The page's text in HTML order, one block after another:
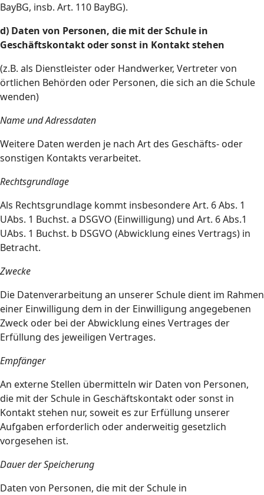
BayBG, insb. Art. 110 BayBG).
d) Daten von Personen, die mit der Schule in
Geschäftskontakt oder sonst in Kontakt stehen
(z.B. als Dienstleister oder Handwerker, Vertreter von
örtlichen Behörden oder Personen, die sich an die Schule
wenden)
Name und Adressdaten
Weitere Daten werden je nach Art des Geschäfts- oder
sonstigen Kontakts verarbeitet.
Rechtsgrundlage
Als Rechtsgrundlage kommt insbesondere Art. 6 Abs. 1
UAbs. 1 Buchst. a DSGVO (Einwilligung) und Art. 6 Abs.1
UAbs. 1 Buchst. b DSGVO (Abwicklung eines Vertrags) in
Betracht.
Zwecke
Die Datenverarbeitung an unserer Schule dient im Rahmen
einer Einwilligung dem in der Einwilligung angegebenen
Zweck oder bei der Abwicklung eines Vertrages der
Erfüllung des jeweiligen Vertrages.
Empfänger
An externe Stellen übermitteln wir Daten von Personen,
die mit der Schule in Geschäftskontakt oder sonst in
Kontakt stehen nur, soweit es zur Erfüllung unserer
Aufgaben erforderlich oder anderweitig gesetzlich
vorgesehen ist.
Dauer der Speicherung
Daten von Personen, die mit der Schule in